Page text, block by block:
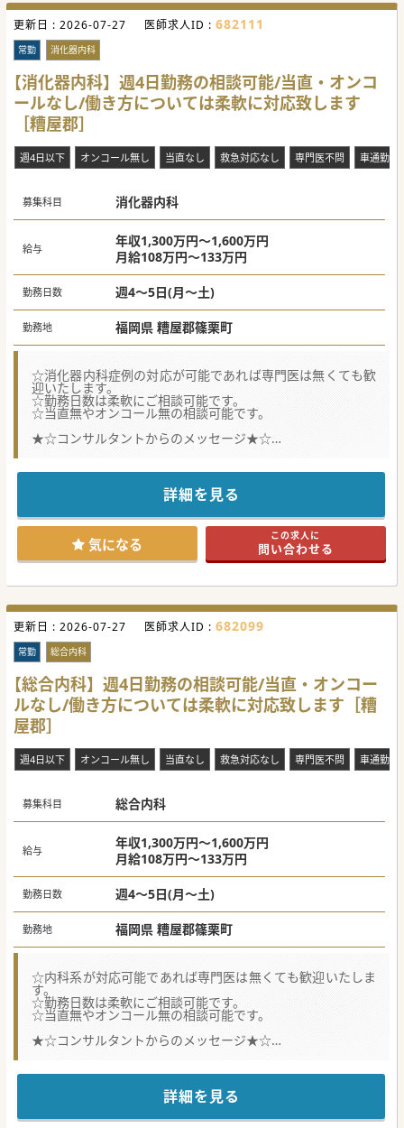
更新日 : 2026-07-27 医師求人ID : 682111
常勤 消化器内科
【消化器内科】週4日勤務の相談可能/当直・オンコ
ールなし/働き方については柔軟に対応致します
［糟屋郡］
週4日以下 オンコール無し 当直なし 救急対応なし 専門医不問 車通勤可
募集科目 消化器内科
給与
年収1,300万円～1,600万円
月給108万円～133万円
勤務日数 週4～5日(月～土)
勤務地 福岡県 糟屋郡篠栗町
☆消化器内科症例の対応が可能であれば専門医は無くても歓
迎いたします。
☆勤務日数は柔軟にご相談可能です。
☆当直無やオンコール無の相談可能です。
★☆コンサルタントからのメッセージ★☆
糟屋郡篠栗町にございますケアミックス病院でのご勤務で
内科系のコンサルとして外来対応や病棟管理が出来る方をお
ご興味がございましたらお気軽にお問い合わせください。
#年度内入職可 #秋入職可
詳細を見る
気になる この求人に
問い合わせる
更新日 : 2026-07-27 医師求人ID : 682099
常勤 総合内科
【総合内科】週4日勤務の相談可能/当直・オンコー
ルなし/働き方については柔軟に対応致します［糟
屋郡］
週4日以下 オンコール無し 当直なし 救急対応なし 専門医不問 車通勤可
募集科目 総合内科
給与
年収1,300万円～1,600万円
月給108万円～133万円
勤務日数 週4～5日(月～土)
勤務地 福岡県 糟屋郡篠栗町
☆内科系が対応可能であれば専門医は無くても歓迎いたしま
す。
☆勤務日数は柔軟にご相談可能です。
☆当直無やオンコール無の相談可能です。
★☆コンサルタントからのメッセージ★☆
糟屋郡篠栗町にございますケアミックス病院でのご勤務で
内科系のコンサルとして外来対応や病棟管理が出来る方をお
ご興味がございましたらお気軽にお問い合わせください。
詳細を見る